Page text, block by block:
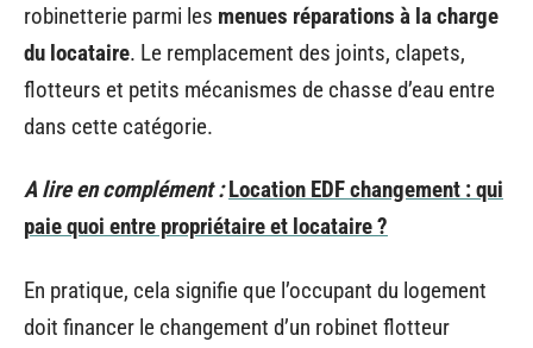
robinetterie parmi les menues réparations à la charge
du locataire. Le remplacement des joints, clapets,
flotteurs et petits mécanismes de chasse d’eau entre
dans cette catégorie.
A lire en complément : Location EDF changement : qui
paie quoi entre propriétaire et locataire ?
En pratique, cela signifie que l’occupant du logement
doit financer le changement d’un robinet flotteur